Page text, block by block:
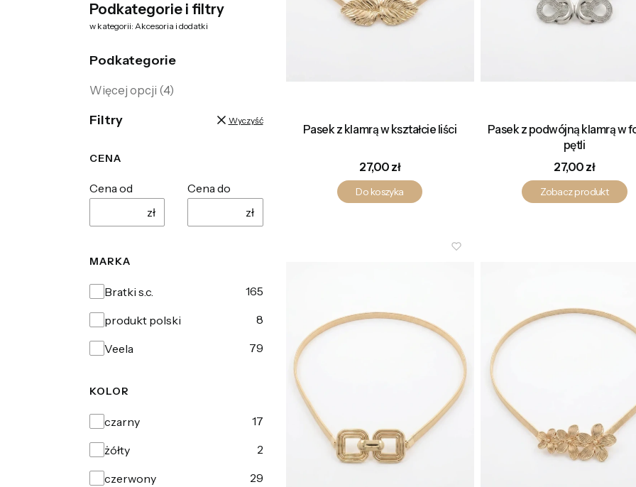
Podkategorie i filtry
w kategorii: Akcesoria i dodatki
Podkategorie
Więcej opcji (4)
Filtry Wyczyść
CENA
Cena od
zł
Cena do
zł
MARKA
Marka
Bratki s.c. 165
produkt polski 8
Veela 79
KOLOR
Kolor
czarny 17
żółty 2
czerwony 29
Pasek z klamrą w kształcie liści
Cena
27,00 zł
Do koszyka
Pasek z podwójną klamrą w
pętli
Cena
27,00 zł
Zobacz produkt